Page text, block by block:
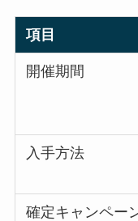
項目
開催期間
入手方法
確定キャンペー